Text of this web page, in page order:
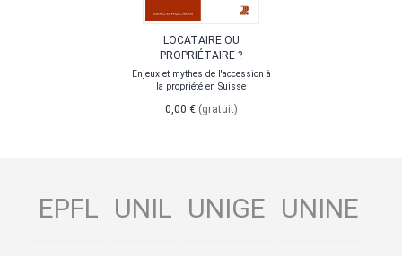
LOCATAIRE OU
PROPRIÉTAIRE ?
Enjeux et mythes de l'accession à
la propriété en Suisse
0,00 € (gratuit)
EPFL UNIL UNIGE UNINE